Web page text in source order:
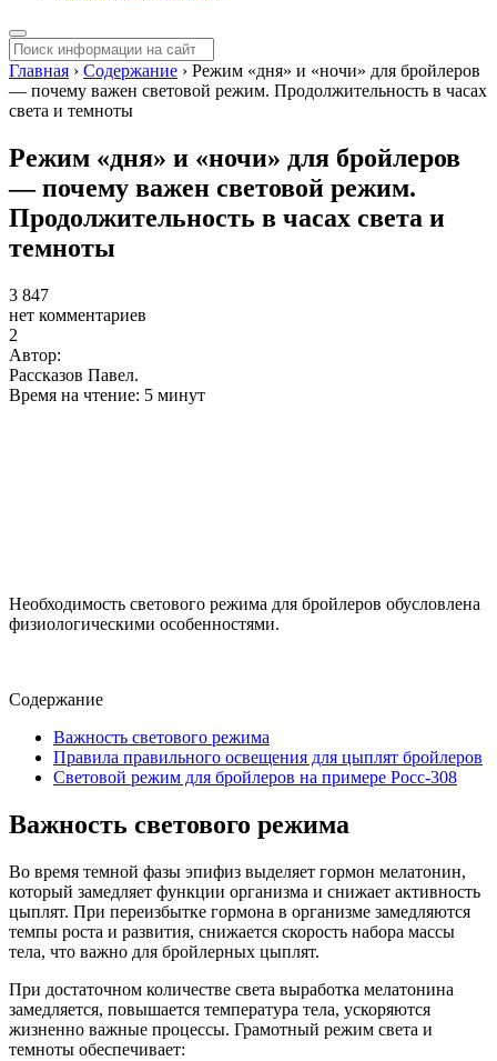
Главная › Содержание › Режим «дня» и «ночи» для бройлеров
— почему важен световой режим. Продолжительность в часах
света и темноты
Режим «дня» и «ночи» для бройлеров
— почему важен световой режим.
Продолжительность в часах света и
темноты
3 847
нет комментариев
2
Автор:
Рассказов Павел.
Время на чтение: 5 минут
Необходимость светового режима для бройлеров обусловлена
физиологическими особенностями.
Содержание
Важность светового режима
Правила правильного освещения для цыплят бройлеров
Световой режим для бройлеров на примере Росс-308
Важность светового режима
Во время темной фазы эпифиз выделяет гормон мелатонин,
который замедляет функции организма и снижает активность
цыплят. При переизбытке гормона в организме замедляются
темпы роста и развития, снижается скорость набора массы
тела, что важно для бройлерных цыплят.
При достаточном количестве света выработка мелатонина
замедляется, повышается температура тела, ускоряются
жизненно важные процессы. Грамотный режим света и
темноты обеспечивает: